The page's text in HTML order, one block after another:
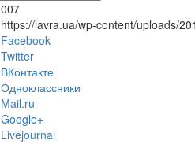
007
https://lavra.ua/wp-content/uploads/
Facebook
Twitter
ВКонтакте
Одноклассники
Mail.ru
Google+
Livejournal